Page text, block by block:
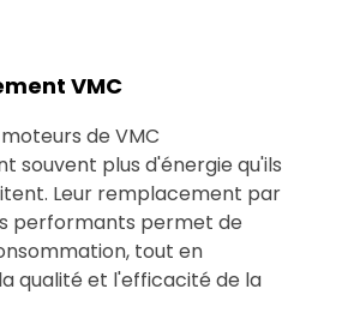
VMC
de VMC
souvent plus d'énergie qu'ils
Leur remplacement par
performants permet de
tout en
qualité et l'efficacité de la